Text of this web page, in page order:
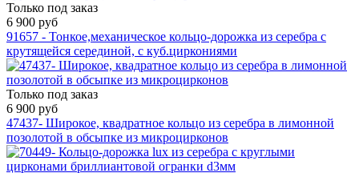
Только под заказ
6 900 руб
91657 - Тонкое,механическое кольцо-дорожка из серебра с
крутящейся серединой, с куб.циркониями
Только под заказ
6 900 руб
47437- Широкое, квадратное кольцо из серебра в лимонной
позолотой в обсыпке из микроцирконов